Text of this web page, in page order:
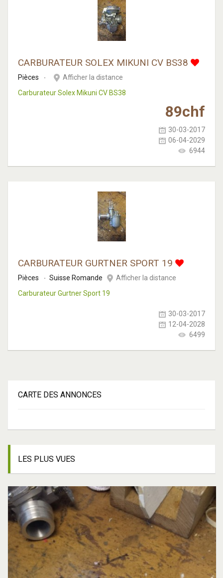
CARBURATEUR SOLEX MIKUNI CV BS38
Pièces
Afficher la distance
Carburateur Solex Mikuni CV BS38
89chf
30-03-2017
06-04-2029
6944
CARBURATEUR GURTNER SPORT 19
Pièces Suisse Romande
Afficher la distance
Carburateur Gurtner Sport 19
30-03-2017
12-04-2028
6499
CARTE DES ANNONCES
LES PLUS VUES